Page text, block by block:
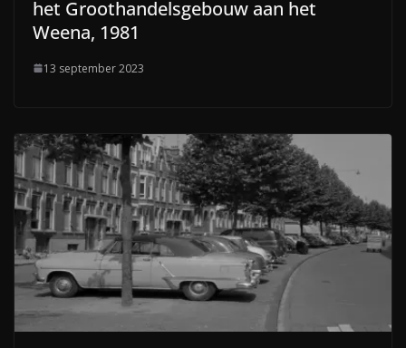
het Groothandelsgebouw aan het
Weena, 1981
13 september 2023